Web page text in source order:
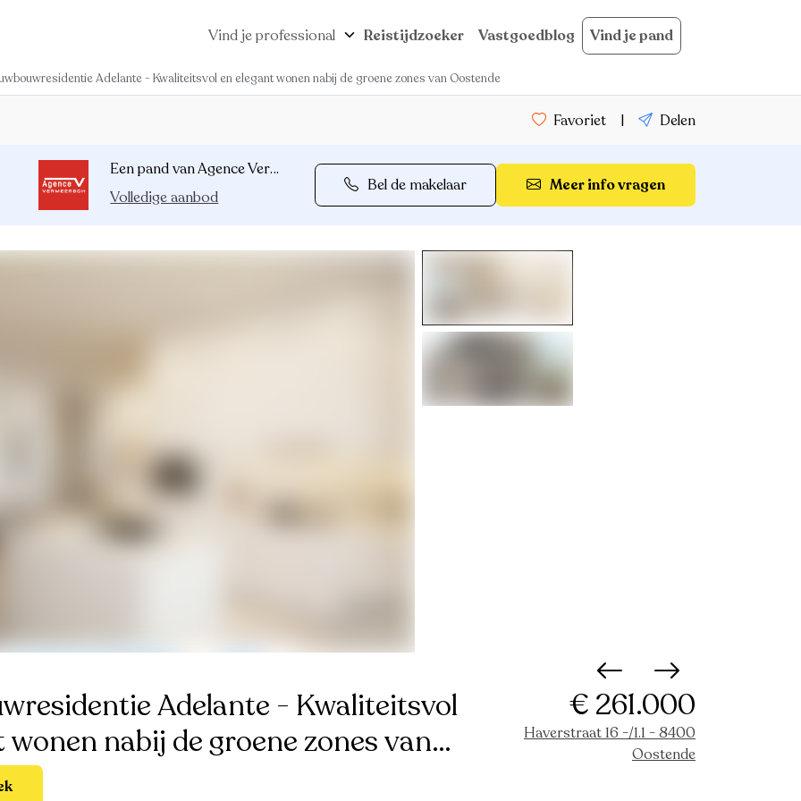
Vind je professional Reistijdzoeker Vastgoedblog Vind je pand
Adelante - Kwaliteitsvol en elegant wonen nabij de groene zones van Oostende
Favoriet | Delen
Een pand van Agence Vermeersch
Volledige aanbod
Bel de makelaar Meer info vragen
Adelante - Kwaliteitsvol
wonen nabij de groene zones van
€ 261.000
Haverstraat 16 -/1.1 - 8400
Oostende